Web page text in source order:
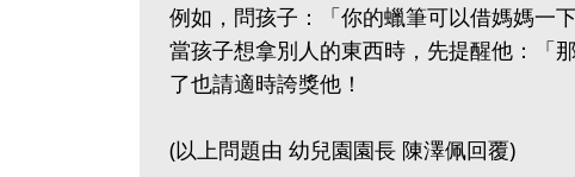
例如，問孩子：「你的蠟筆可以借媽媽一
當孩子想拿別人的東西時，先提醒他：「
了也請適時誇獎他！
(以上問題由 幼兒園園長 陳澤佩回覆)